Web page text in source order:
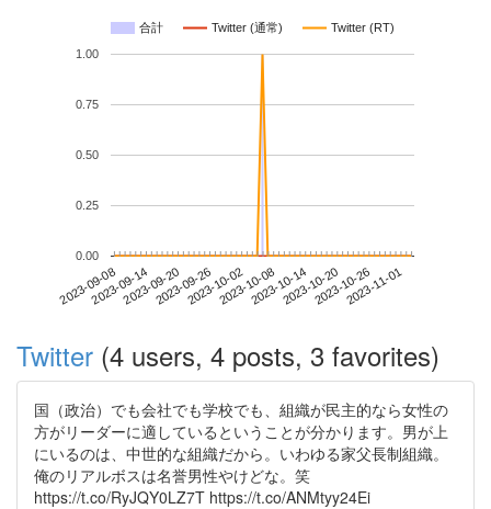
合計 Twitter (通常) Twitter (RT)
2023-09-082023-09-142023-09-202023-09-262023-10-022023-10-082023-10-142023-10-202023-10-262023-11-01
0.00
0.25
0.50
0.75
1.00
Twitter (4 users, 4 posts, 3 favorites)
国（政治）でも会社でも学校でも、組織が民主的なら女性の
方がリーダーに適しているということが分かります。男が上
にいるのは、中世的な組織だから。いわゆる家父長制組織。
俺のリアルボスは名誉男性やけどな。笑
https://t.co/RyJQY0LZ7T https://t.co/ANMtyy24Ei